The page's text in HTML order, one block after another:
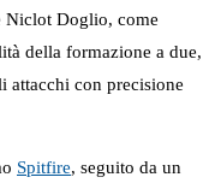
Niclot Doglio, come
della formazione a due,
attacchi con precisione
Spitfire, seguito da un